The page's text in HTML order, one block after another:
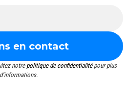
notrepolitique de confidentialitépour plus
d’informations.